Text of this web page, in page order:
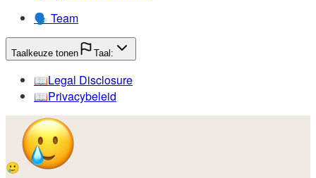
🗣️ Team
Taalkeuze tonen Taal:
📖️Legal Disclosure
📖️Privacybeleid
🥲